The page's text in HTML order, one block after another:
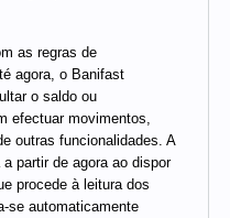
as regras de
agora, o Banifast
o saldo ou
efectuar movimentos,
outras funcionalidades. A
partir de agora ao dispor
procede à leitura dos
se automaticamente